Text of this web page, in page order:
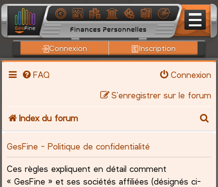
Connexion Inscription
FAQ
Connexion
S’enregistrer sur le forum
Index du forum
c
GesFine - Politique de confidentialité
Ces règles expliquent en détail comment
« GesFine » et ses sociétés affiliées (désignés ci-